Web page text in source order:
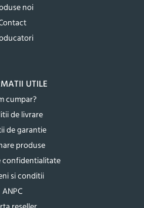
noi
UTILE
cumpar?
de livrare
de garantie
produse
confidentialitate
si conditii
ANPC